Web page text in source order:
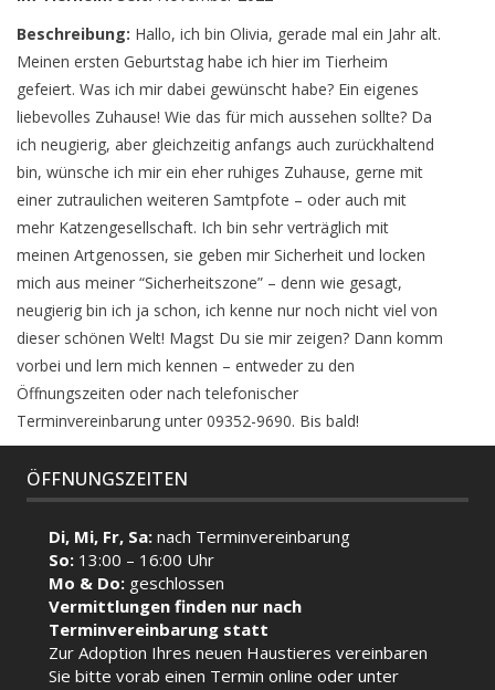
Beschreibung: Hallo, ich bin Olivia, gerade mal ein Jahr alt.
Meinen ersten Geburtstag habe ich hier im Tierheim
gefeiert. Was ich mir dabei gewünscht habe? Ein eigenes
liebevolles Zuhause! Wie das für mich aussehen sollte? Da
ich neugierig, aber gleichzeitig anfangs auch zurückhaltend
bin, wünsche ich mir ein eher ruhiges Zuhause, gerne mit
einer zutraulichen weiteren Samtpfote – oder auch mit
mehr Katzengesellschaft. Ich bin sehr verträglich mit
meinen Artgenossen, sie geben mir Sicherheit und locken
mich aus meiner “Sicherheitszone” – denn wie gesagt,
neugierig bin ich ja schon, ich kenne nur noch nicht viel von
dieser schönen Welt! Magst Du sie mir zeigen? Dann komm
vorbei und lern mich kennen – entweder zu den
Öffnungszeiten oder nach telefonischer
Terminvereinbarung unter 09352-9690. Bis bald!
ÖFFNUNGSZEITEN
Di, Mi, Fr, Sa:nach Terminvereinbarung
So: 13:00 – 16:00 Uhr
Mo & Do: geschlossen
Vermittlungen finden nur nach
Terminvereinbarung statt
Zur Adoption Ihres neuen Haustieres vereinbaren
Sie bitte vorab einen Terminonline oder unter